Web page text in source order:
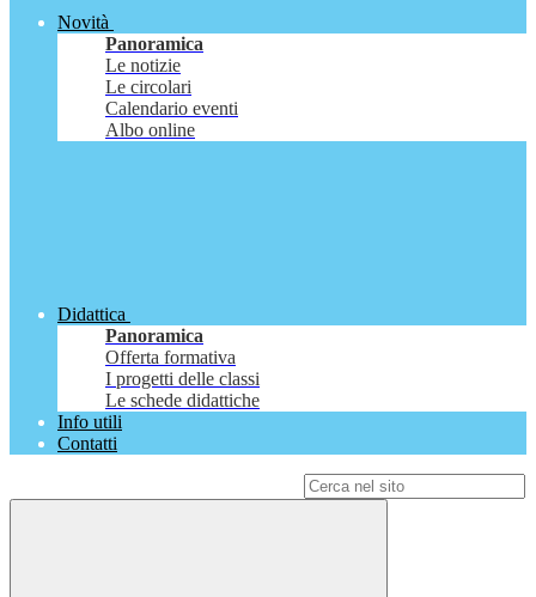
Novità
Panoramica
Le notizie
Le circolari
Calendario eventi
Albo online
Didattica
Panoramica
Offerta formativa
I progetti delle classi
Le schede didattiche
Info utili
Contatti